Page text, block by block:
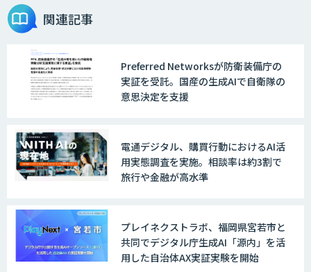
関連記事
Preferred Networksが防衛装備庁の
実証を受託。国産の生成AIで自衛隊の
意思決定を支援
電通デジタル、購買行動におけるAI活
用実態調査を実施。相談率は約3割で
旅行や金融が高水準
プレイネクストラボ、福岡県宮若市と
共同でデジタル庁生成AI「源内」を活
用した自治体AX実証実験を開始